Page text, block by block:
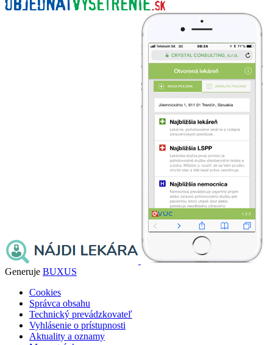
Generuje BUXUS
Cookies
Správca obsahu
Technický prevádzkovateľ
Vyhlásenie o prístupnosti
Aktuality a oznamy